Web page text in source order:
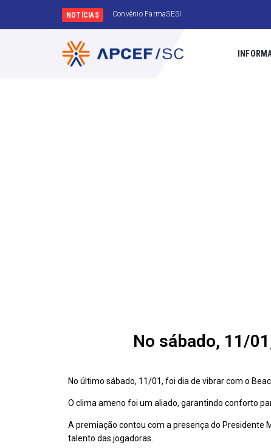
NOTÍCIAS Amanhã é
No sábado, 11/
No último sábado, 11/01, foi dia de vibrar com o
O clima ameno foi um aliado, garantindo conforto
A premiação contou com a presença do Presidente
talento das jogadoras.